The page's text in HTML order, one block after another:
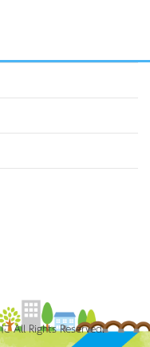
All Rights Reserved.